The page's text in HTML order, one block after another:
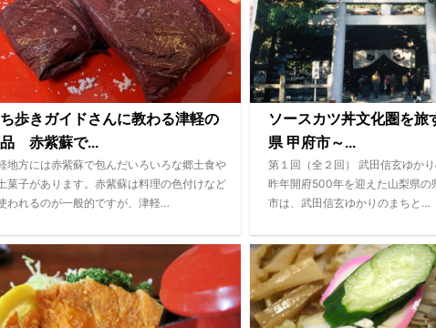
ち歩きガイドさんに教わる津軽の
赤紫蘇で...
地方には赤紫蘇で包んだいろいろな郷土食や
菓子があります。赤紫蘇は料理の色付けなど
われるのが一般的ですが、津軽…
ソースカツ丼文化圏を旅
県 甲府市～...
第１回（全２回） 武田信玄ゆか
昨年開府500年を迎えた山梨県の
市は、武田信玄ゆかりのまちと…